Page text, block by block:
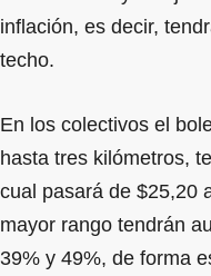
inflación, es decir,
techo.
En los colectivos el
hasta tres kilómetros,
cual pasará de $25,20
mayor rango tendrán
39% y 49%, de forma